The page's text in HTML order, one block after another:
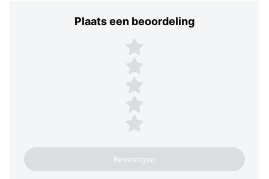
Plaats een beoordeling
Plaats een beoordeling
5 sterren
4 sterren
3 sterren
2 sterren
1 ster